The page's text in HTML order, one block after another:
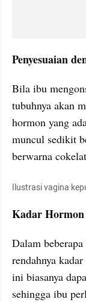
Penyesuaian
Bila ibu
tubuhnya akan
hormon yang
muncul sedikit
berwarna
Ilustrasi vagina
Kadar Hormon
Dalam
rendahnya
ini biasanya
sehingga ibu